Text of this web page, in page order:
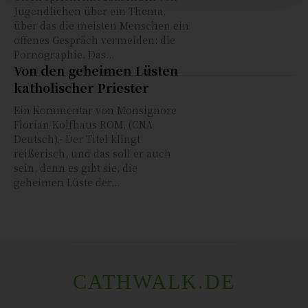
Jugendlichen über ein Thema,
über das die meisten Menschen ein
offenes Gespräch vermeiden: die
Pornographie. Das...
Von den geheimen Lüsten
katholischer Priester
Ein Kommentar von Monsignore
Florian Kolfhaus ROM, (CNA
Deutsch).- Der Titel klingt
reißerisch, und das soll er auch
sein, denn es gibt sie, die
geheimen Lüste der...
CATHWALK.DE